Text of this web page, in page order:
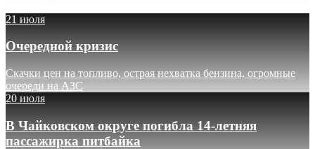
21 июля
Очередной кризис
Скачки цен на топливо, острая нехватка бензина, огромные
очереди на АЗС
20 июля
В Чайковском округе погибла 14-летняя
пассажирка питбайка